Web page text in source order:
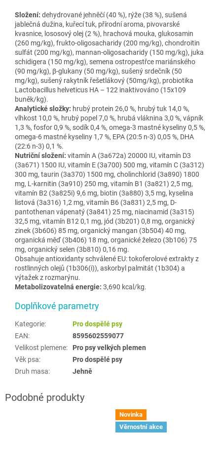
Složení: dehydrované jehněčí (40 %), rýže (38 %), sušená
jablečná dužina, kuřecí tuk, přírodní aroma, pivovarské
kvasnice, lososový olej (2 %), hrachová mouka, glukosamin
(260 mg/kg), frukto-oligosacharidy (200 mg/kg), chondroitin
sulfát (200 mg/kg), mannan-oligosacharidy (150 mg/kg), juka
schidigera (150 mg/kg), semena ostropestřce mariánského
(90 mg/kg), β-glukany (50 mg/kg), sušený srdečník (50
mg/kg), sušený rakytník řešetlákový (50mg/kg), probiotika
Lactobacillus helveticus HA – 122 inaktivováno (15x109
buněk/kg).
Analytické složky: hrubý protein 26,0 %, hrubý tuk 14,0 %,
vlhkost 10,0 %, hrubý popel 7,0 %, hrubá vláknina 3,0 %, vápník
1,3 %, fosfor 0,9 %, sodík 0,4 %, omega-3 mastné kyseliny 0,5 %,
omega-6 mastné kyseliny 1,7 %, EPA (20:5 n-3) 0,05 %, DHA
(22:6 n-3) 0,1 %.
Nutriční složení: vitamín A (3a672a) 20000 IU, vitamín D3
(3a671) 1500 IU, vitamín E (3a700) 500 mg, vitamín C (3a312)
300 mg, taurin (3a370) 1500 mg, cholinchlorid (3a890) 1800
mg, L-karnitin (3a910) 250 mg, vitamín B1 (3a821) 2,5 mg,
vitamín B2 (3a825i) 9,6 mg, biotin (3a880) 3,5 mg, kyselina
listová (3a316) 1,2 mg, vitamín B6 (3a831) 2,5 mg, D-
pantothenan vápenatý (3a841) 25 mg, niacinamid (3a315)
32,5 mg, vitamín B12 0,1 mg, jód (3b201) 0,8 mg, organický
zinek (3b606) 85 mg, organický mangan (3b504) 40 mg,
organická měď (3b406) 18 mg, organické železo (3b106) 75
mg, organický selen (3b810) 0,16 mg.
Obsahuje antioxidanty schválené EU: tokoferolové extrakty z
rostlinných olejů (1b306(i)), askorbyl palmitát (1b304) a
výtažek z rozmarýnu.
Metabolizovatelná energie: 3,690 kcal/kg.
Doplňkové parametry
Kategorie:
Pro dospělé psy
EAN:
8595602559077
Velikost plemene:
Pro psy velkých plemen
Věk psa:
Pro dospělé psy
Druh masa: Jehně
Novinka
Věrnostní akce